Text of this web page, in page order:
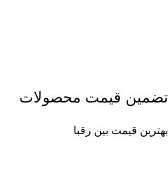
تضمین قیمت محصولات
بهترین قیمت بین رقبا